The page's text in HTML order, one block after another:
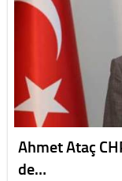
Ahmet Ataç
de…